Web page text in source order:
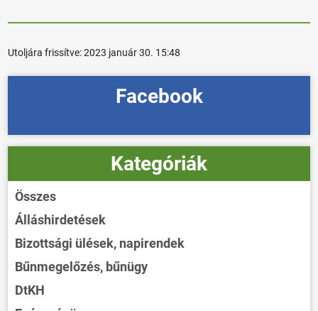
Utoljára frissítve:2023 január 30. 15:48
Facebook
Kategóriák
Összes
Álláshirdetések
Bizottsági ülések, napirendek
Bűnmegelőzés, bűnügy
DtKH